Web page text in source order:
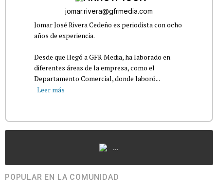
jomar.rivera@gfrmedia.com
Jomar José Rivera Cedeño es periodista con ocho
años de experiencia.
Desde que llegó a GFR Media, ha laborado en
diferentes áreas de la empresa, como el
Departamento Comercial, donde laboró...
Leer más
...
POPULAR EN LA COMUNIDAD